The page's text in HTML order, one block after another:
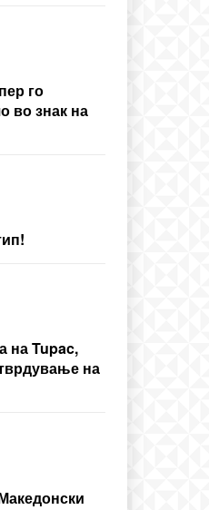
го
во знак на
на Tupac,
на